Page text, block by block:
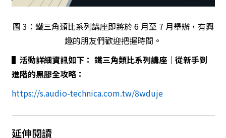
圖 3：鐵三角類比系列講座即將於 6 月至 7 月舉辦，有興
趣的朋友們歡迎把握時間。
▌ 活動詳細資訊如下： 鐵三角類比系列講座｜從新手到
進階的黑膠全攻略：
https://s.audio-technica.com.tw/8wduje
延伸閱讀